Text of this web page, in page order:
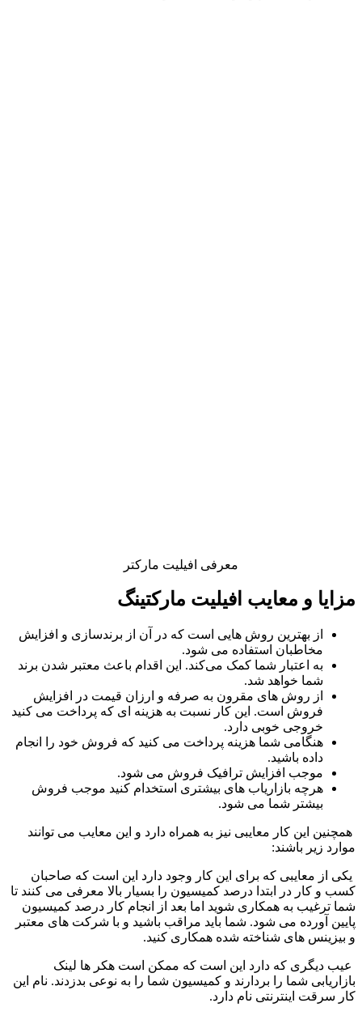
معرفی افیلیت مارکتر
مزایا و معایب افیلیت مارکتینگ
از بهترین روش ‌هایی است که در آن از برندسازی و افزایش
مخاطبان استفاده می ‌شود.
به اعتبار شما کمک می‌کند. این اقدام باعث معتبر شدن برند
شما خواهد شد.
از روش ‌های مقرون ‌به‌ صرفه و ارزان ‌قیمت در افزایش
فروش است. این کار نسبت‌ به هزینه ‌ای که پرداخت می‌ کنید
خروجی خوبی دارد.
هنگامی شما هزینه پرداخت می ‌کنید که فروش خود را انجام
داده باشید.
موجب افزایش ترافیک فروش می ‌شود.
هرچه بازاریاب ‌های بیشتری استخدام کنید موجب فروش
بیشتر شما می شود.
همچنین این کار معایبی نیز به ‌همراه دارد و این معایب می‌ توانند
موارد زیر باشند:
یکی از معایبی که برای این کار وجود دارد این است که صاحبان
کسب ‌و کار در ابتدا درصد کمیسیون را بسیار بالا معرفی می ‌کنند تا
شما ترغیب به همکاری شوید اما بعد از انجام کار درصد کمیسیون
پایین آورده می ‌شود. شما باید مراقب باشید و با شرکت ‌های معتبر
و بیزینس ‌های شناخته ‌شده همکاری کنید.
عیب دیگری که دارد این است که ممکن است هکر ها لینک
بازاریابی شما را بردارند و کمیسیون شما را به نوعی بدزدند. نام این
کار سرقت اینترنتی نام دارد.